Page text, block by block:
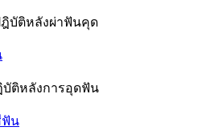
บัติหลังผ่าฟันคุด
ติหลังการอุดฟัน